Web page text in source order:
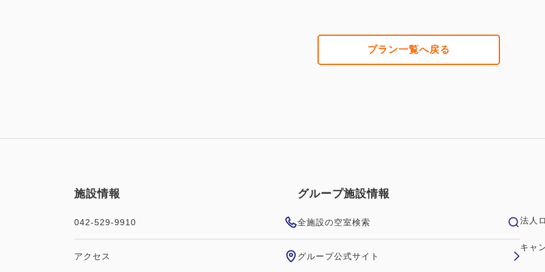
プラン一覧へ戻る
施設情報
042-529-9910
アクセス
グループ施設情報
全施設の空室検索
グループ公式サイト
法人
キャ